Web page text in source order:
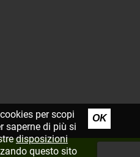
per scopi
saperne di più si
disposizioni
questo sito
OK